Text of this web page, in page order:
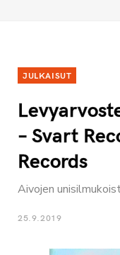
JULKAISUT
– Svart
Records
Aivojen
25.9.2019